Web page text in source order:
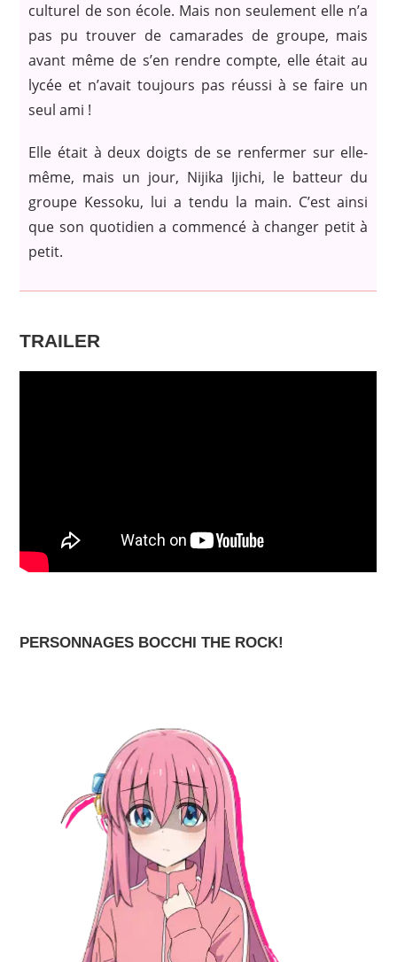
culturel de son école. Mais non seulement elle n’a
pas pu trouver de camarades de groupe, mais
avant même de s’en rendre compte, elle était au
lycée et n’avait toujours pas réussi à se faire un
seul ami !
Elle était à deux doigts de se renfermer sur elle-
même, mais un jour, Nijika Ijichi, le batteur du
groupe Kessoku, lui a tendu la main. C’est ainsi
que son quotidien a commencé à changer petit à
petit.
TRAILER
PERSONNAGES BOCCHI THE ROCK!